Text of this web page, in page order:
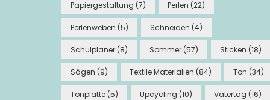
Papiergestaltung (7) Perlen (22)
Perlenweben (5) Schneiden (4)
Schulplaner (8) Sommer (57) Sticken (18)
Sägen (9) Textile Materialien (84) Ton (34)
Tonplatte (5) Upcycling (10) Vatertag (16)